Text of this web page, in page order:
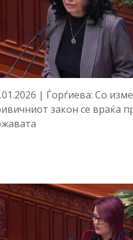
| Ѓорѓиева: Со
закон се враќа